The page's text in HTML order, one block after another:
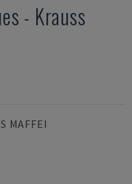
- Krauss
MAFFEI